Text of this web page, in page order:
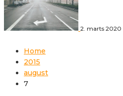
2. marts 2020
Home
2015
august
7